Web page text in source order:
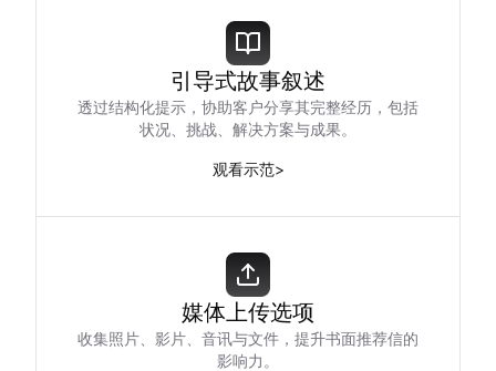
引导式故事叙述
透过结构化提示，协助客户分享其完整经历，包括
状况、挑战、解决方案与成果。
观看示范>
媒体上传选项
收集照片、影片、音讯与文件，提升书面推荐信的
影响力。